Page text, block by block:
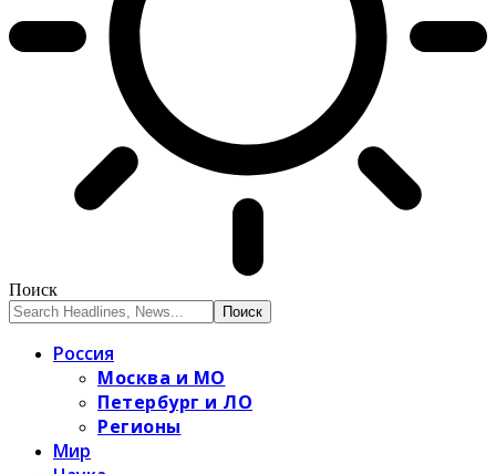
Поиск
Россия
Москва и МО
Петербург и ЛО
Регионы
Мир